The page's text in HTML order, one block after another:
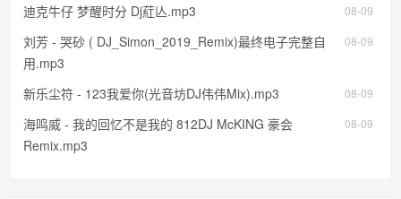
08-09
迪克牛仔 梦醒时分 Dj葒亾.mp3
08-09
刘芳 - 哭砂 ( DJ_Simon_2019_Remix)最终电子完整自
用.mp3
08-09
新乐尘符 - 123我爱你(光音坊DJ伟伟Mix).mp3
08-09
海鸣威 - 我的回忆不是我的 812DJ McKING 豪会
Remix.mp3